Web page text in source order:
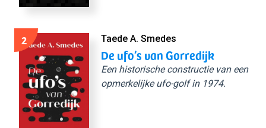
2 Taede A. Smedes
De ufo’s van Gorredijk
Een historische constructie van een
opmerkelijke ufo-golf in 1974.